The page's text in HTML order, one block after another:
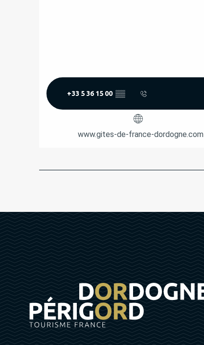
+33 5 36 15 00 ▒▒
www.gites-de-france-dordogne.com